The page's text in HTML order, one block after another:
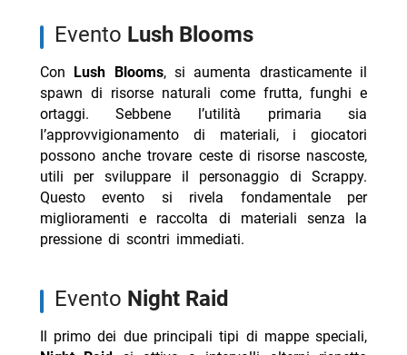
evento Lush Blooms
Con Lush Blooms, si aumenta drasticamente il
spawn di risorse naturali come frutta, funghi e
ortaggi. Sebbene l’utilità primaria sia
l’approvvigionamento di materiali, i giocatori
possono anche trovare ceste di risorse nascoste,
utili per sviluppare il personaggio di Scrappy.
Questo evento si rivela fondamentale per
miglioramenti e raccolta di materiali senza la
pressione di scontri immediati.
evento Night Raid
Il primo dei due principali tipi di mappe speciali,